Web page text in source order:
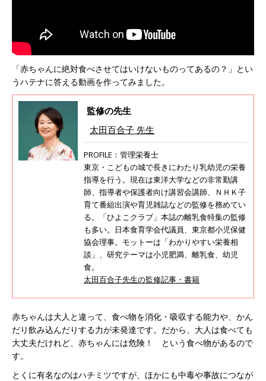
「赤ちゃんに絶対食べさせてはいけないものってあるの？」とい
うハテナに答える動画を作ってみました。
監修の先生
太田百合子 先生
PROFILE：管理栄養士
東京・こどもの城で長きにわたり乳幼児の栄養
指導を行う。現在は東洋大学などの非常勤講
師、指導者や保護者向け講習会講師、ＮＨＫ子
育て番組出演や育児雑誌などの監修を務めてい
る。「ひよこクラブ」本誌の離乳食特集の監修
も多い。日本食育学会代議員、東京都小児保健
協会理事。モットーは「わかりやすい栄養相
談」、研究テーマは小児肥満、離乳食、幼児
食。
太田百合子先生の監修記事・書籍
赤ちゃんは大人と違って、食べ物を消化・吸収する能力や、かん
だり飲み込んだりする力が未発達です。だから、大人は食べても
大丈夫だけれど、赤ちゃんには危険！ という食べ物があるので
す。
とくに有名なのはハチミツですが、ほかにも中毒や事故につなが